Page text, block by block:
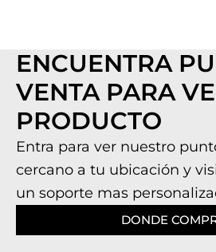
ENCUENTRA
VENTA PARA
PRODUCTO
Entra para ver nuestro
cercano a tu ubicación y
un soporte mas
DONDE